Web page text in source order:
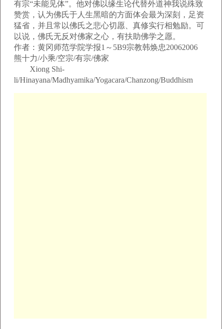
有宗“未能见体”。他对佛以缘生论代替外道神我说殊致
赞赏，认为佛氏于人生黑暗的方面体会最为深刻，足资
猛省，并且常以佛氏之悲心切愿、真修实行相勉励。可
以说，佛氏无反对佛家之心，有扶助佛学之愿。
作者：黄冈师范学院学报1～5B9宗教韩焕忠20062006
熊十力/小乘/空宗/有宗/佛家
Xiong Shi-
li/Hinayana/Madhyamika/Yogacara/Chanzong/Buddhism